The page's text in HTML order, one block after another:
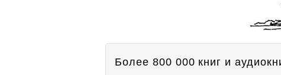
Более 800 000 книг и